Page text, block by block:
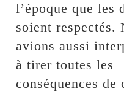
l’époque que les
soient respectés.
avions aussi
à tirer toutes les
conséquences de